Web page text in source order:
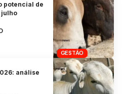
GESTÃO
potencial de
julho
análise